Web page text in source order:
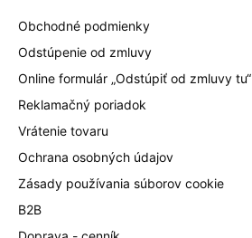
Obchodné podmienky
Odstúpenie od zmluvy
Online formulár „Odstúpiť od zmluvy tu“
Reklamačný poriadok
Vrátenie tovaru
Ochrana osobných údajov
Zásady používania súborov cookie
B2B